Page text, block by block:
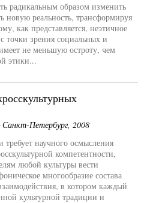
радикальным образом изменить
новую реальность, трансформируя
как представляется, неэтичное
точки зрения социальных и
не меньшую остроту, чем
этики...
Петербург, 2008
научного осмысления
компетентности,
любой культуры вести
многообразие состава
в котором каждый
культурной традиции и